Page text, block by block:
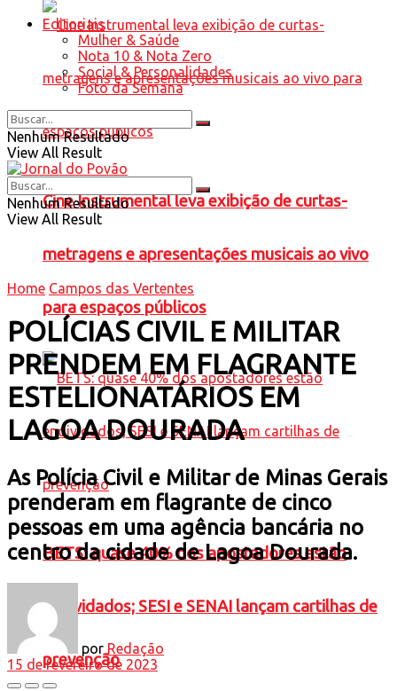
Cine Instrumental leva exibição de curtas-
metragens e apresentações musicais ao vivo
para espaços públicos
BETS: quase 40% dos apostadores estão
endividados; SESI e SENAI lançam cartilhas de
prevenção
Editoriais
Mulher & Saúde
Nota 10 & Nota Zero
Social & Personalidades
Foto da Semana
Nenhum Resultado
View All Result
Nenhum Resultado
View All Result
Home Campos das Vertentes
POLÍCIAS CIVIL E MILITAR
PRENDEM EM FLAGRANTE
ESTELIONATÁRIOS EM
LAGOA DOURADA
As Polícia Civil e Militar de Minas Gerais
prenderam em flagrante de cinco
pessoas em uma agência bancária no
centro da cidade de Lagoa Dourada.
por Redação
15 de fevereiro de 2023